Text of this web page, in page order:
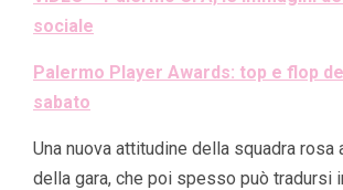
sociale
Palermo Player Awards: top e flop
sabato
Una nuova attitudine della squadra rosa
della gara, che poi spesso può tradursi